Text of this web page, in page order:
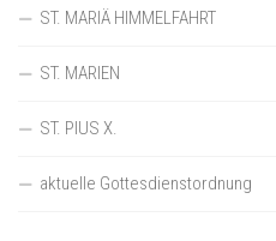
ST. MARIÄ HIMMELFAHRT
ST. MARIEN
ST. PIUS X.
aktuelle Gottesdienstordnung